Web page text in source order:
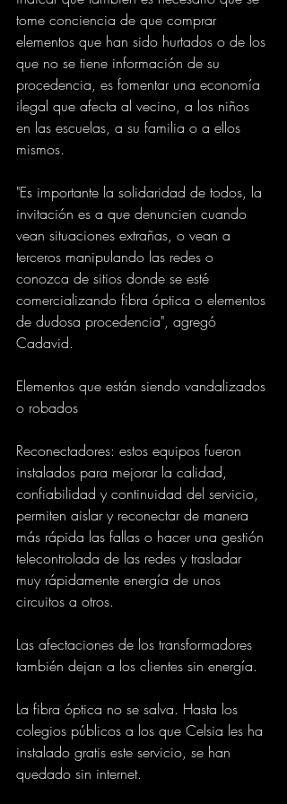
tome conciencia de que comprar
elementos que han sido hurtados o de los
que no se tiene información de su
procedencia, es fomentar una economía
ilegal que afecta al vecino, a los niños
en las escuelas, a su familia o a ellos
mismos.
"Es importante la solidaridad de todos, la
invitación es a que denuncien cuando
vean situaciones extrañas, o vean a
terceros manipulando las redes o
conozca de sitios donde se esté
comercializando fibra óptica o elementos
de dudosa procedencia", agregó
Cadavid.
Elementos que están siendo vandalizados
o robados
Reconectadores: estos equipos fueron
instalados para mejorar la calidad,
confiabilidad y continuidad del servicio,
permiten aislar y reconectar de manera
más rápida las fallas o hacer una gestión
telecontrolada de las redes y trasladar
muy rápidamente energía de unos
circuitos a otros.
Las afectaciones de los transformadores
también dejan a los clientes sin energía.
La fibra óptica no se salva. Hasta los
colegios públicos a los que Celsia les ha
instalado gratis este servicio, se han
quedado sin internet.